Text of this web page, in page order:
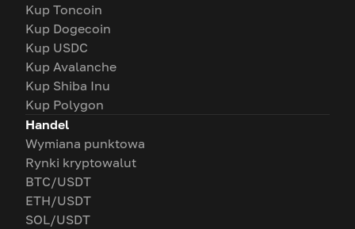
Kup Toncoin
Kup Dogecoin
Kup USDC
Kup Avalanche
Kup Shiba Inu
Kup Polygon
Handel
Wymiana punktowa
Rynki kryptowalut
BTC/USDT
ETH/USDT
SOL/USDT